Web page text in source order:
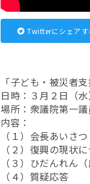
Twitterにシェアす
「子ども・被災者
日時：３月２日（
場所：衆議院第一
内容：
（１）会長あいさつ
（２）復興の現状
（３）ひだんれん
（４）質疑応答